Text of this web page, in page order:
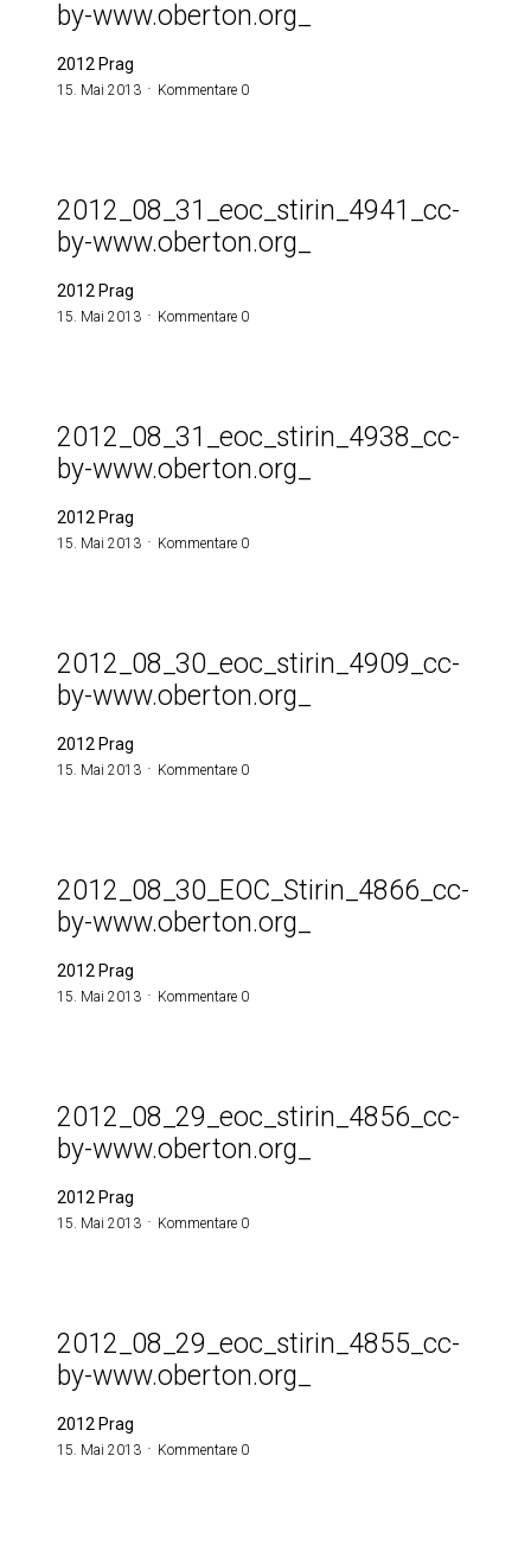
by-www.oberton.org_
2012 Prag
15. Mai 2013 Kommentare 0
2012_08_31_eoc_stirin_4941_cc-
by-www.oberton.org_
2012 Prag
15. Mai 2013 Kommentare 0
2012_08_31_eoc_stirin_4938_cc-
by-www.oberton.org_
2012 Prag
15. Mai 2013 Kommentare 0
2012_08_30_eoc_stirin_4909_cc-
by-www.oberton.org_
2012 Prag
15. Mai 2013 Kommentare 0
2012_08_30_EOC_Stirin_4866_cc-
by-www.oberton.org_
2012 Prag
15. Mai 2013 Kommentare 0
2012_08_29_eoc_stirin_4856_cc-
by-www.oberton.org_
2012 Prag
15. Mai 2013 Kommentare 0
2012_08_29_eoc_stirin_4855_cc-
by-www.oberton.org_
2012 Prag
15. Mai 2013 Kommentare 0